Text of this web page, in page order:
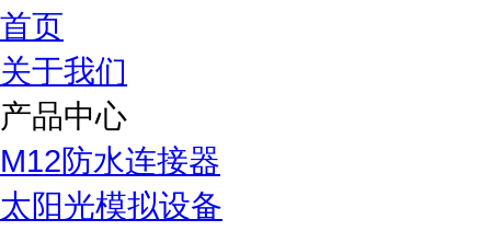
首页
关于我们
产品中心
M12防水连接器
太阳光模拟设备